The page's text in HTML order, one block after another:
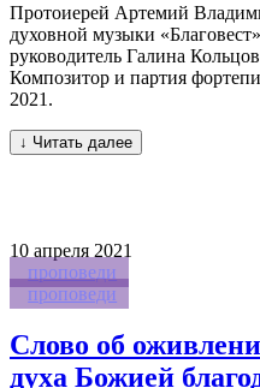
Протоиерей Артемий
духовной музыки
руководитель Галина
Композитор и партия
2021.
↓ Читать далее
10 апреля 2021
проповеди
проповеди
Слово об
духа Божией